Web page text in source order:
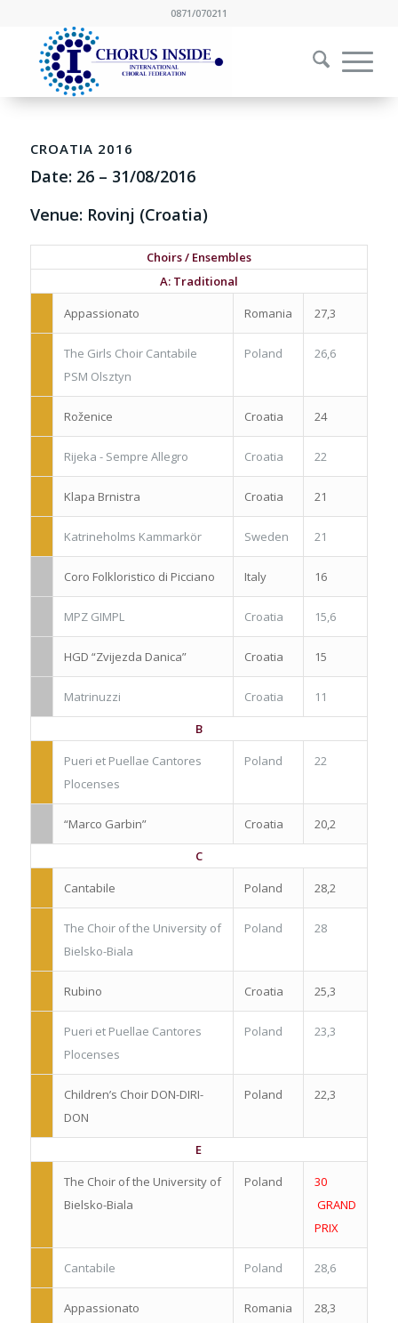
0871/070211
CROATIA 2016
Date: 26– 31/08/2016
Venue: Rovinj (Croatia)
Choirs / Ensembles
A: Traditional
Appassionato
Romania 27,3
The Girls Choir Cantabile
PSM Olsztyn
Poland 26,6
Roženice Croatia 24
Rijeka - Sempre Allegro Croatia 22
Klapa Brnistra Croatia 21
Katrineholms Kammarkör Sweden 21
Coro Folkloristico di Picciano Italy 16
MPZ GIMPL Croatia 15,6
HGD “Zvijezda Danica” Croatia 15
Matrinuzzi Croatia
11
B
Pueri et Puellae Cantores
Plocenses
Poland 22
“Marco Garbin” Croatia
20,2
C
Cantabile
Poland 28,2
The Choir of the University of
Bielsko-Biala
Poland 28
Rubino Croatia 25,3
Pueri et Puellae Cantores
Plocenses
Poland 23,3
Children’s Choir DON-DIRI-
DON
Poland 22,3
E
The Choir of the University of
Bielsko-Biala
Poland
30
GRAND
PRIX
Cantabile Poland 28,6
Appassionato Romania 28,3